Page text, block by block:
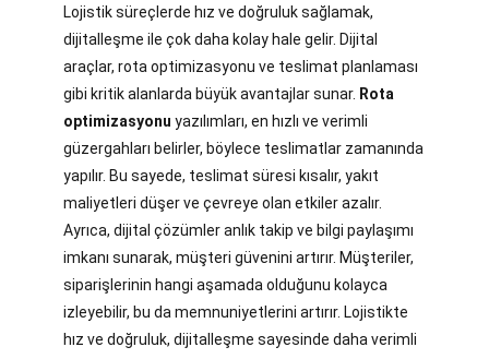
Lojistik süreçlerde hız ve doğruluk sağlamak,
dijitalleşme ile çok daha kolay hale gelir. Dijital
araçlar, rota optimizasyonu ve teslimat planlaması
gibi kritik alanlarda büyük avantajlar sunar. Rota
optimizasyonu yazılımları, en hızlı ve verimli
güzergahları belirler, böylece teslimatlar zamanında
yapılır. Bu sayede, teslimat süresi kısalır, yakıt
maliyetleri düşer ve çevreye olan etkiler azalır.
Ayrıca, dijital çözümler anlık takip ve bilgi paylaşımı
imkanı sunarak, müşteri güvenini artırır. Müşteriler,
siparişlerinin hangi aşamada olduğunu kolayca
izleyebilir, bu da memnuniyetlerini artırır. Lojistikte
hız ve doğruluk, dijitalleşme sayesinde daha verimli